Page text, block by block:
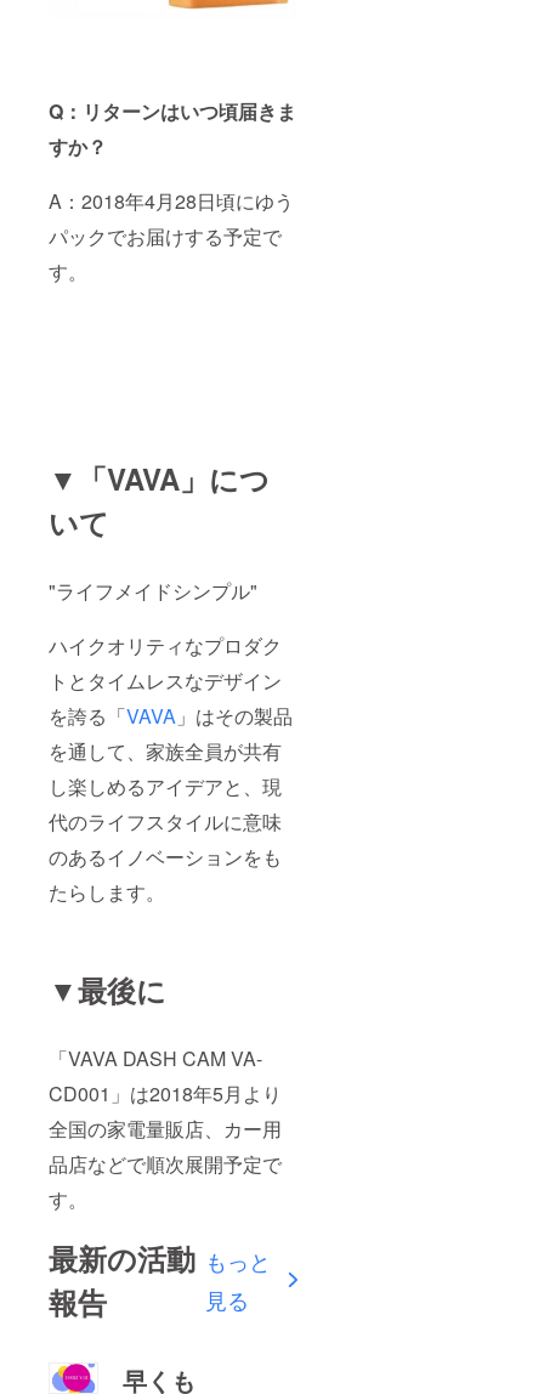
Q：リターンはいつ頃届きま
すか？
A：2018年4月28日頃にゆう
パックでお届けする予定で
す。
▼「VAVA」につ
いて
"ライフメイドシンプル"
ハイクオリティなプロダク
トとタイムレスなデザイン
を誇る「VAVA 」はその製品
を通して、家族全員が共有
し楽しめるアイデアと、現
代のライフスタイルに意味
のあるイノベーションをも
たらします。
▼最後に
「VAVA DASH CAM VA-
CD001」は2018年5月より
全国の家電量販店、カー用
品店などで順次展開予定で
す。
最新の活動
報告
もっと
見る
早くも